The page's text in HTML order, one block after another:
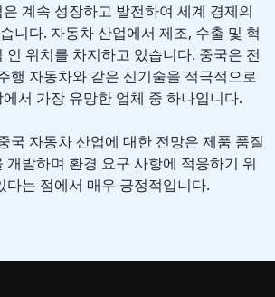
계속 성장하고 발전하여 세계 경제의
니다. 자동차 산업에서 제조, 수출 및 혁
인 위치를 차지하고 있습니다. 중국은 전
행 자동차와 같은 신기술을 적극적으로
서 가장 유망한 업체 중 하나입니다.
국 자동차 산업에 대한 전망은 제품 품질
개발하며 환경 요구 사항에 적응하기 위
다는 점에서 매우 긍정적입니다.